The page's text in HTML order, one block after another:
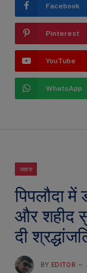
Facebook
Pinterest
YouTube
WhatsApp
जावरा
पिपलौदा में
और शहीद
दी
BY EDITOR